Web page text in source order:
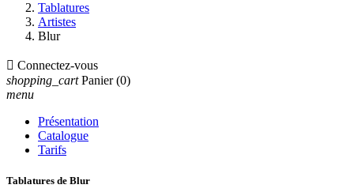
Tablatures
Artistes
Blur
 Connectez-vous
shopping_cart Panier (0)
menu
Présentation
Catalogue
Tarifs
Tablatures de Blur